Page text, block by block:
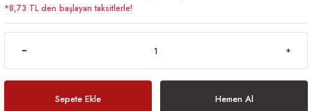
*8,73 TL den başlayan taksitlerle!
Sepete Ekle Hemen Al